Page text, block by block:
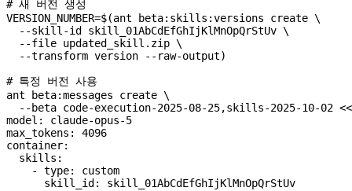
# 새 버전 생성
VERSION_NUMBER=$(ant beta:skills:versions create \
  --skill-id
skill_01AbCdEfGhIjKlMnOpQrStUv \
  --file
updated_skill.zip \
  --transform
version --raw-output)
# 특정 버전 사용
ant beta:messages create \
  --beta
code-execution-2025-08-25,skills-2025-10-02 <<
model: claude-opus-5
max_tokens: 4096
container:
  skills:
    - type: custom
      skill_id: skill_01AbCdEfGhIjKlMnOpQrStUv